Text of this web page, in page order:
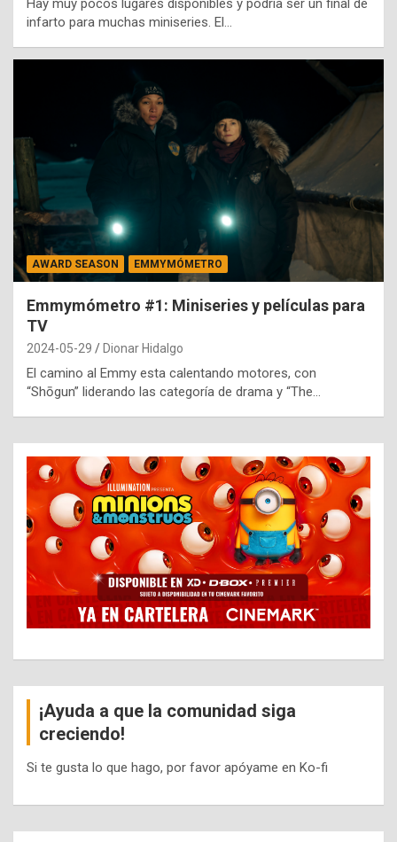
Hay muy pocos lugares disponibles y podría ser un final de
infarto para muchas miniseries. El…
AWARD SEASON EMMYMÓMETRO
Emmymómetro #1: Miniseries y películas para
TV
2024-05-29 Dionar Hidalgo
El camino al Emmy esta calentando motores, con
“Shōgun” liderando las categoría de drama y “The…
¡Ayuda a que la comunidad siga
creciendo!
Si te gusta lo que hago, por favor apóyame en Ko-fi